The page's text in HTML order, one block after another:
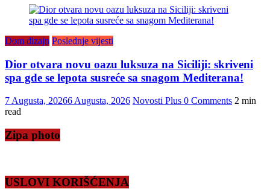
Dom dizajn Poslednje vijesti
Dior otvara novu oazu luksuza na Siciliji: skriveni
spa gde se lepota susreće sa snagom Mediterana!
7 Augusta, 20266 Augusta, 2026 Novosti Plus 0 Comments 2 min
read
Zipa photo
USLOVI KORIŠĆENJA